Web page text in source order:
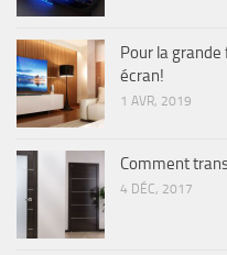
Pour la grande
écran!
1 AVR, 2019
Comment
4 DÉC, 2017